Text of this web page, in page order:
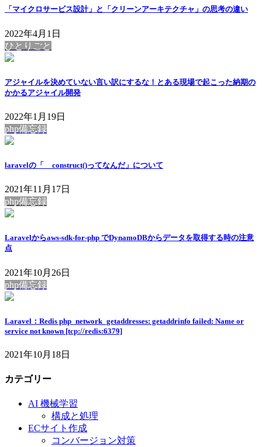
「マイクロサービス設計」と「クリーンアーキテクチャ」の思考の違い
2022年4月1日
ひとりごと
アジャイルを決めていない言い訳にするな！とある現場で起こった納期の
かかるアジャイル開発
2022年1月19日
php備忘録
laravelの「__construct()ってなんだ」について
2021年11月17日
php備忘録
Laravelからaws-sdk-for-php でDynamoDBからデータを取得する時の注意
点
2021年10月26日
php備忘録
Laravel：Redis php_network_getaddresses: getaddrinfo failed: Name or
service not known [tcp://redis:6379]
2021年10月18日
カテゴリー
AI 機械学習
構成と処理
ECサイト作成
コンバージョン対策